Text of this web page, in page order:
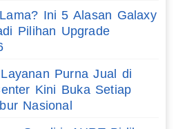
Ini 5 Alasan Galaxy
Pilihan Upgrade
Purna Jual di
Kini Buka Setiap
Nasional